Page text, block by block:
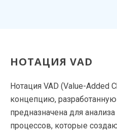
НОТАЦИЯ VAD
Нотация VAD (Value-Added
концепцию,
предназначена для
процессов, которые